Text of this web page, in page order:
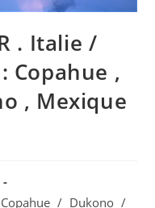
. Italie /
Copahue ,
, Mexique
Copahue / Dukono /